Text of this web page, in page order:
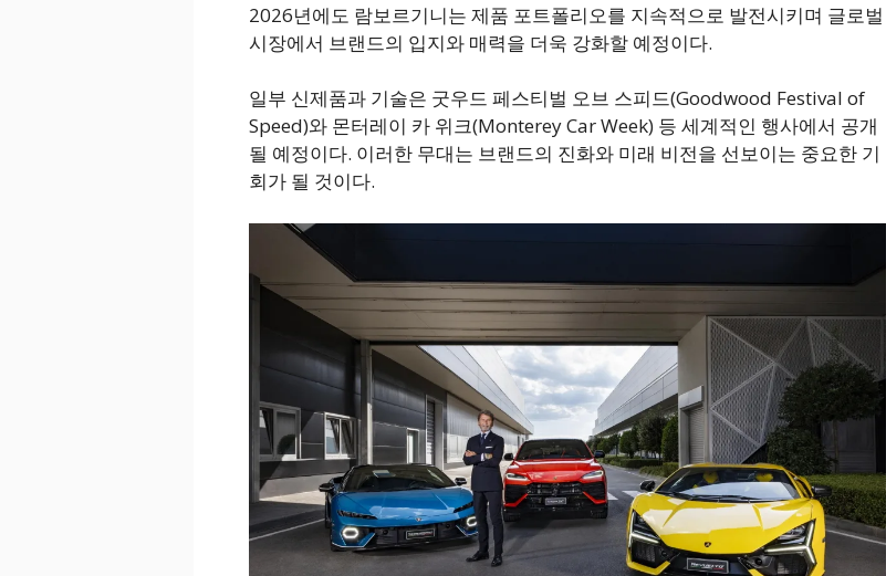
2026년에도 람보르기니는 제품 포트폴리오를 지속적으로 발전시키며 글로벌
시장에서 브랜드의 입지와 매력을 더욱 강화할 예정이다.
일부 신제품과 기술은 굿우드 페스티벌 오브 스피드(Goodwood Festival of
Speed)와 몬터레이 카 위크(Monterey Car Week) 등 세계적인 행사에서 공개
될 예정이다. 이러한 무대는 브랜드의 진화와 미래 비전을 선보이는 중요한 기
회가 될 것이다.